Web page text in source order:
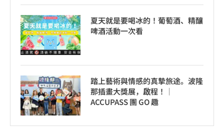
夏天就是要喝冰的！葡萄酒、精釀
啤酒活動一次看
踏上藝術與情感的真摯旅途。波隆
那插畫大獎展，啟程！│
ACCUPASS 團 GO 趣